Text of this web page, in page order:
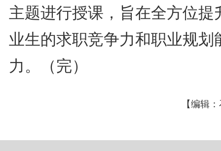
主题进行授课，旨在全方位提
业生的求职竞争力和职业规划
力。（完）
【编辑